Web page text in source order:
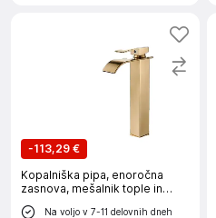
-113,29 €
Kopalniška pipa, enoročna
zasnova, mešalnik tople in
hladne vode, brušena zlata-H
Na voljo v 7-11 delovnih dneh